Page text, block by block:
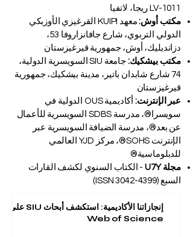
LV-1011 ريجا، لاتفيا
مكتب أوش:
معهد KUIPI القرغيزي الأوزبكي
الدولي التربوي، شارع جافانزاروفا 53،
دزانديليك، أوش، جمهورية قيرغيزستان
مكتب بيشكيك:
جامعة SIU السويسرية الدولية،
74 شارع شابدان باتير، مدينة بيشكيك، جمهورية
قيرغيزستان
عبر الإنترنت:
أكاديمية OUS الدولية في
سويسرا®، مدرسة SDBS السويسرية للأعمال
عن بعد®، مدرسة الضيافة السويسرية عبر
الإنترنت SOHS®، مركز YJD العالمي
للدبلوماسية®
مجلة U7Y
- الكتاب السنوي لكشف القارات
السبع (ISSN3042-4399)
إنجازاتنا الأكاديمية: استكشف أبحاث SIU على
Web of Science